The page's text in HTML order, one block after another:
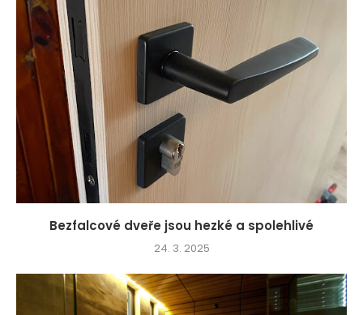
Bezfalcové dveře jsou hezké a spolehlivé
24. 3. 2025